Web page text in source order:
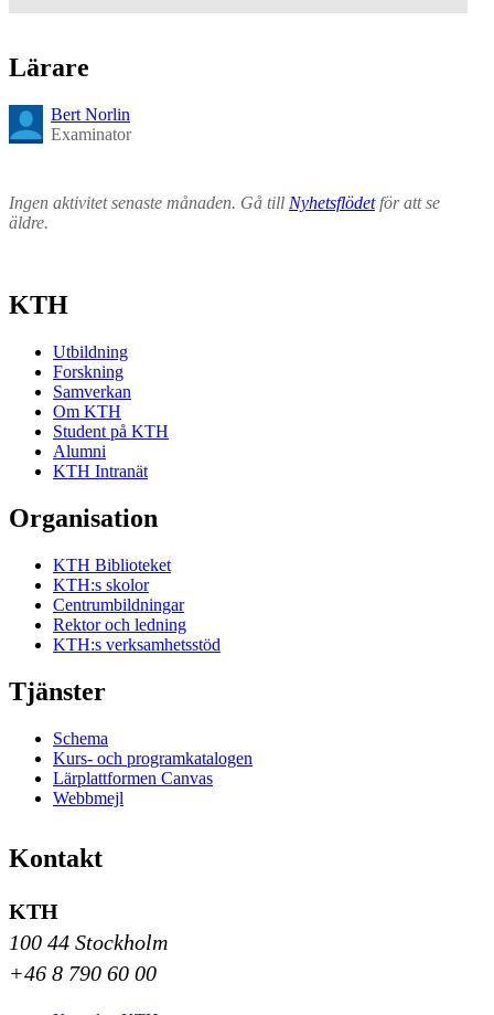
Lärare
Bert Norlin
Examinator
Ingen aktivitet senaste månaden. Gå till Nyhetsflödetför att se
äldre.
KTH
Utbildning
Forskning
Samverkan
Om KTH
Student på KTH
Alumni
KTH Intranät
Organisation
KTH Biblioteket
KTH:s skolor
Centrumbildningar
Rektor och ledning
KTH:s verksamhetsstöd
Tjänster
Schema
Kurs- och programkatalogen
Lärplattformen Canvas
Webbmejl
Kontakt
KTH
100 44 Stockholm
+46 8 790 60 00